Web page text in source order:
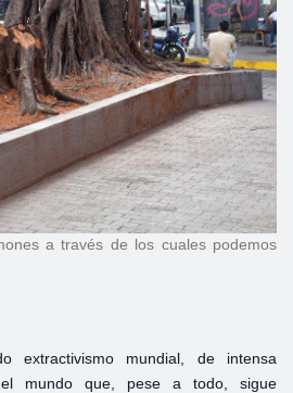
a través de los cuales podemos
extractivismo mundial, de intensa
mundo que, pese a todo, sigue